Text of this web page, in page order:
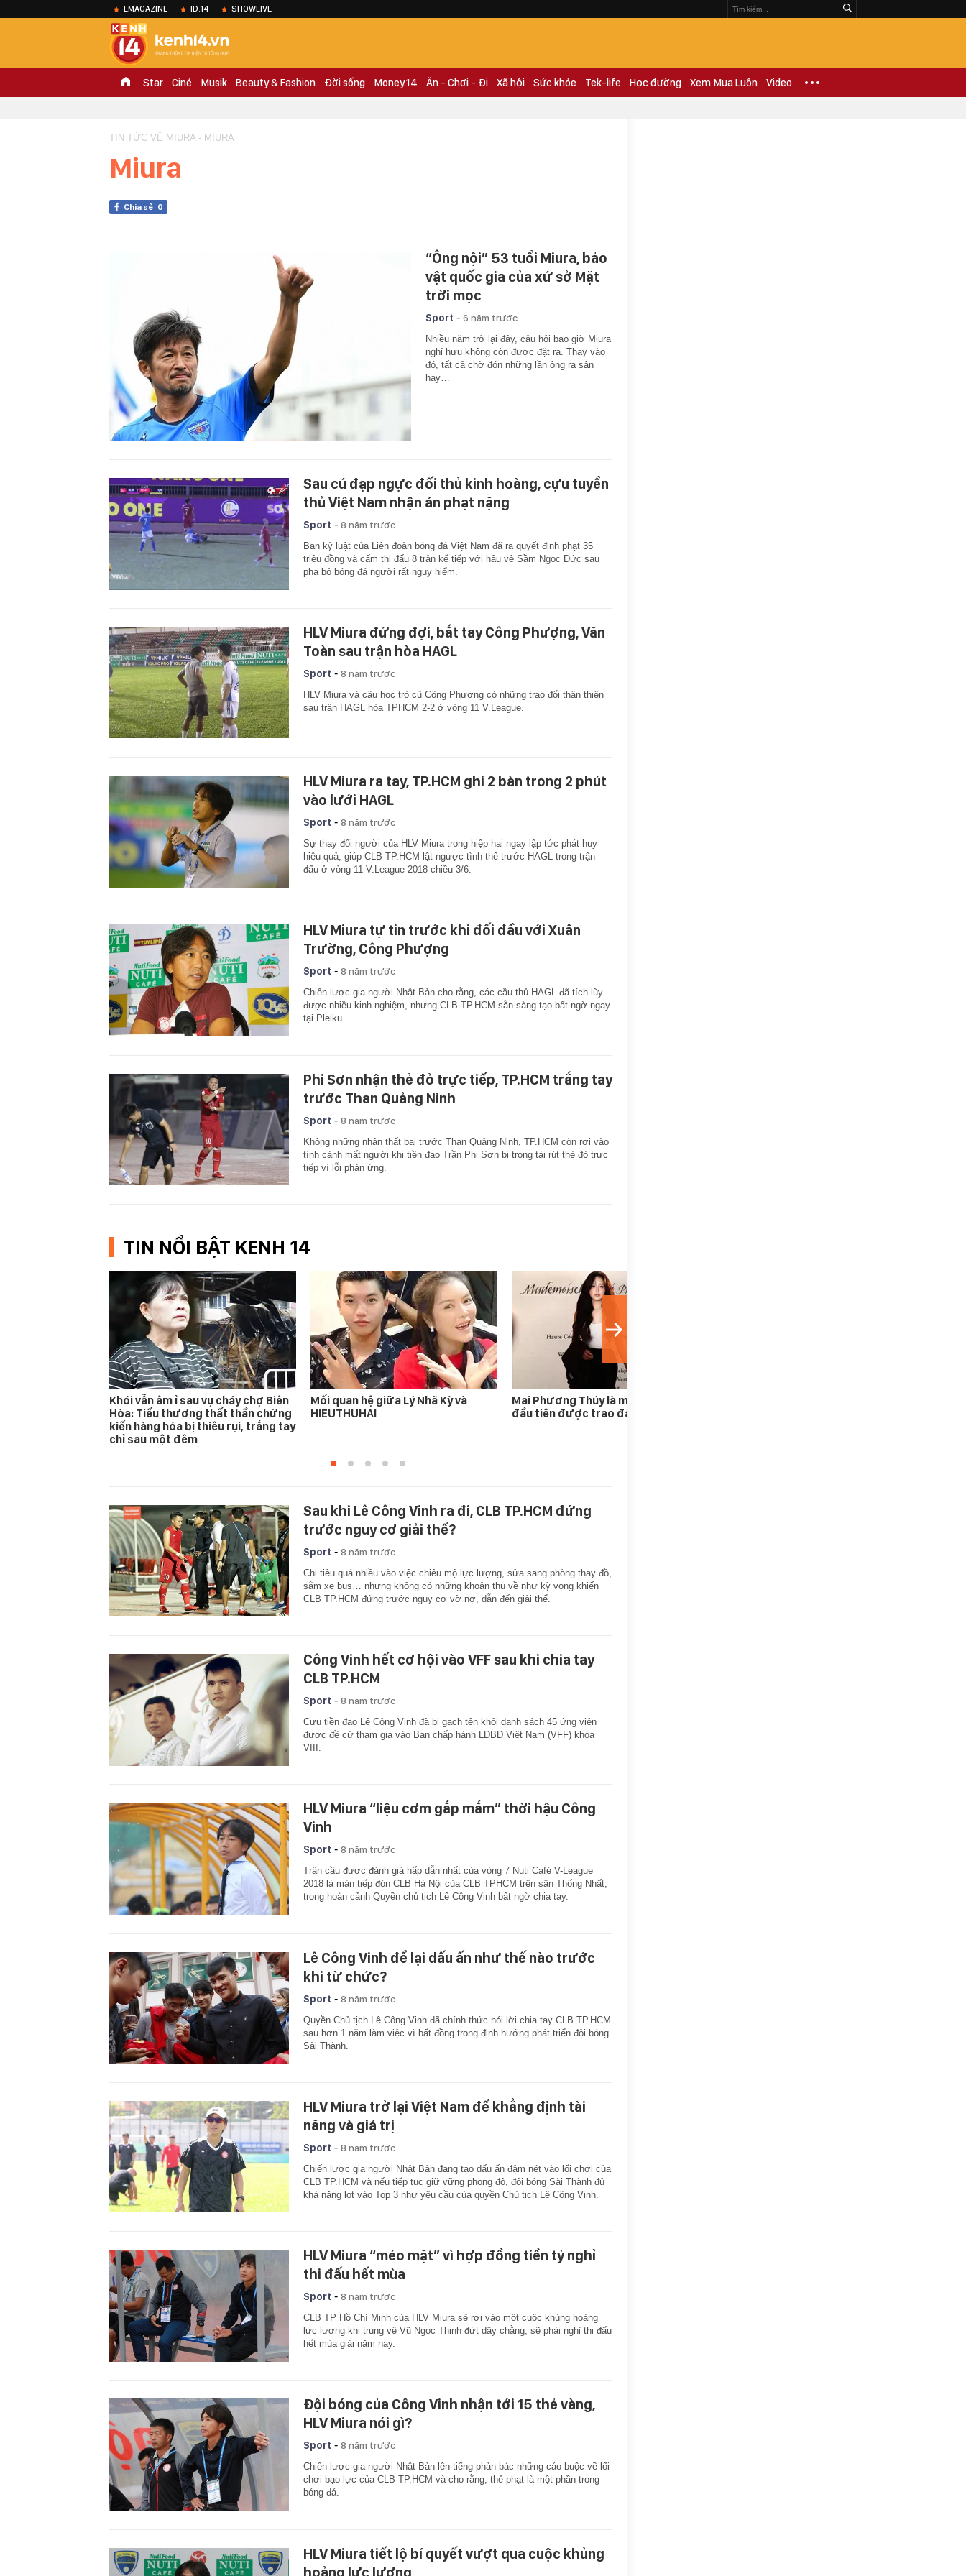
EMAGAZINE ID.14 SHOWLIVE
Star Ciné Musik Beauty & Fashion Đời sống Money.14 Ăn - Chơi - Đi Xã hội Sức khỏe Tek-life Học đường Xem Mua Luôn Video
TIN TỨC VỀ MIURA - MIURA
Miura
Chia sẻ 0
“Ông nội” 53 tuổi Miura, bảo
vật quốc gia của xứ sở Mặt
trời mọc
Sport - 6 năm trước
Nhiều năm trở lại đây, câu hỏi bao giờ Miura
nghỉ hưu không còn được đặt ra. Thay vào
đó, tất cả chờ đón những lần ông ra sân
hay…
Sau cú đạp ngực đối thủ kinh hoàng, cựu tuyển
thủ Việt Nam nhận án phạt nặng
Sport - 8 năm trước
Ban kỷ luật của Liên đoàn bóng đá Việt Nam đã ra quyết định phạt 35
triệu đồng và cấm thi đấu 8 trận kế tiếp với hậu vệ Sầm Ngọc Đức sau
pha bỏ bóng đá người rất nguy hiểm.
HLV Miura đứng đợi, bắt tay Công Phượng, Văn
Toàn sau trận hòa HAGL
Sport - 8 năm trước
HLV Miura và cậu học trò cũ Công Phượng có những trao đổi thân thiện
sau trận HAGL hòa TPHCM 2-2 ở vòng 11 V.League.
HLV Miura ra tay, TP.HCM ghi 2 bàn trong 2 phút
vào lưới HAGL
Sport - 8 năm trước
Sự thay đổi người của HLV Miura trong hiệp hai ngay lập tức phát huy
hiệu quả, giúp CLB TP.HCM lật ngược tình thế trước HAGL trong trận
đấu ở vòng 11 V.League 2018 chiều 3/6.
HLV Miura tự tin trước khi đối đầu với Xuân
Trường, Công Phượng
Sport - 8 năm trước
Chiến lược gia người Nhật Bản cho rằng, các cầu thủ HAGL đã tích lũy
được nhiều kinh nghiệm, nhưng CLB TP.HCM sẵn sàng tạo bất ngờ ngay
tại Pleiku.
Phi Sơn nhận thẻ đỏ trực tiếp, TP.HCM trắng tay
trước Than Quảng Ninh
Sport - 8 năm trước
Không những nhận thất bại trước Than Quảng Ninh, TP.HCM còn rơi vào
tình cảnh mất người khi tiền đạo Trần Phi Sơn bị trọng tài rút thẻ đỏ trực
tiếp vì lỗi phản ứng.
TIN NỔI BẬT KENH 14
Khói vẫn âm ỉ sau vụ cháy chợ Biên
Hòa: Tiểu thương thất thần chứng
kiến hàng hóa bị thiêu rụi, trắng tay
chỉ sau một đêm
Mối quan hệ giữa Lý Nhã Kỳ và
HIEUTHUHAI
Mai Phương Thúy là mỹ nhân Việt
đầu tiên được trao đặc quyền này
Sau khi Lê Công Vinh ra đi, CLB TP.HCM đứng
trước nguy cơ giải thể?
Sport - 8 năm trước
Chi tiêu quá nhiều vào việc chiêu mộ lực lượng, sửa sang phòng thay đồ,
sắm xe bus… nhưng không có những khoản thu về như kỳ vọng khiến
CLB TP.HCM đứng trước nguy cơ vỡ nợ, dẫn đến giải thể.
Công Vinh hết cơ hội vào VFF sau khi chia tay
CLB TP.HCM
Sport - 8 năm trước
Cựu tiền đạo Lê Công Vinh đã bị gạch tên khỏi danh sách 45 ứng viên
được đề cử tham gia vào Ban chấp hành LĐBĐ Việt Nam (VFF) khóa
VIII.
HLV Miura “liệu cơm gắp mắm” thời hậu Công
Vinh
Sport - 8 năm trước
Trận cầu được đánh giá hấp dẫn nhất của vòng 7 Nuti Café V-League
2018 là màn tiếp đón CLB Hà Nội của CLB TPHCM trên sân Thống Nhất,
trong hoàn cảnh Quyền chủ tịch Lê Công Vinh bất ngờ chia tay.
Lê Công Vinh để lại dấu ấn như thế nào trước
khi từ chức?
Sport - 8 năm trước
Quyền Chủ tịch Lê Công Vinh đã chính thức nói lời chia tay CLB TP.HCM
sau hơn 1 năm làm việc vì bất đồng trong định hướng phát triển đội bóng
Sài Thành.
HLV Miura trở lại Việt Nam để khẳng định tài
năng và giá trị
Sport - 8 năm trước
Chiến lược gia người Nhật Bản đang tạo dấu ấn đậm nét vào lối chơi của
CLB TP.HCM và nếu tiếp tục giữ vững phong độ, đội bóng Sài Thành đủ
khả năng lọt vào Top 3 như yêu cầu của quyền Chủ tịch Lê Công Vinh.
HLV Miura “méo mặt” vì hợp đồng tiền tỷ nghỉ
thi đấu hết mùa
Sport - 8 năm trước
CLB TP Hồ Chí Minh của HLV Miura sẽ rơi vào một cuộc khủng hoảng
lực lượng khi trung vệ Vũ Ngọc Thịnh đứt dây chằng, sẽ phải nghỉ thi đấu
hết mùa giải năm nay.
Đội bóng của Công Vinh nhận tới 15 thẻ vàng,
HLV Miura nói gì?
Sport - 8 năm trước
Chiến lược gia người Nhật Bản lên tiếng phản bác những cáo buộc về lối
chơi bạo lực của CLB TP.HCM và cho rằng, thẻ phạt là một phần trong
bóng đá.
HLV Miura tiết lộ bí quyết vượt qua cuộc khủng
hoảng lực lượng